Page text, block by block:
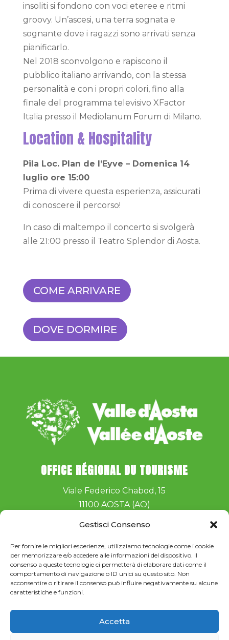
Gestisci Consenso
Per fornire le migliori esperienze, utilizziamo tecnologie come i cookie
per memorizzare e/o accedere alle informazioni del dispositivo. Il
consenso a queste tecnologie ci permetterà di elaborare dati come il
comportamento di navigazione o ID unici su questo sito. Non
acconsentire o ritirare il consenso può influire negativamente su alcune
caratteristiche e funzioni.
Accetta
insoliti si fondono con voci eteree e ritmi
groovy. Un’ascesi, una terra sognata e
sognante dove i ragazzi sono arrivati senza
pianificarlo.
Nel 2018 sconvolgono e rapiscono il
pubblico italiano arrivando, con la stessa
personalità e con i propri colori, fino alla
finale del programma televisivo XFactor
Italia presso il Mediolanum Forum di Milano.
Location & Hospitality
Pila Loc. Plan de l’Eyve – Domenica 14
luglio ore 15:00
Prima di vivere questa esperienza, assicurati
di conoscere il percorso!
In caso di maltempo il concerto si svolgerà
alle 21:00 presso il Teatro Splendor di Aosta.
COME ARRIVARE
DOVE DORMIRE
OFFICE RÉGIONAL DU TOURISME
Viale Federico Chabod, 15
11100 AOSTA (AO)